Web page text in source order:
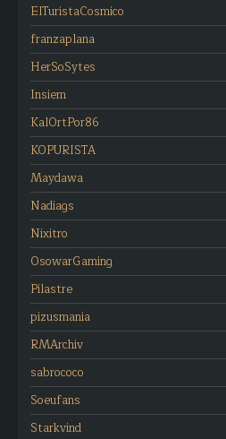
ElTuristaCosmico
franzaplana
HerSoSytes
Insiem
KalOrtPor86
KOPURISTA
Maydawa
Nadiags
Nixitro
OsowarGaming
Pilastre
pizusmania
RMArchiv
sabrococo
Soeufans
Starkvind